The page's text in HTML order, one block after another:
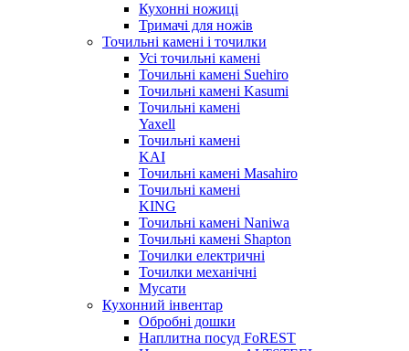
Кухонні ножиці
Тримачі для ножів
Точильні камені і точилки
Усі точильні камені
Точильні камені Suehiro
Точильні камені Kasumi
Точильні камені
Yaxell
Точильні камені
KAI
Точильні камені Masahiro
Точильні камені
KING
Точильні камені Naniwa
Точильні камені Shapton
Точилки електричні
Точилки механічні
Мусати
Кухонний інвентар
Обробні дошки
Наплитна посуд FoREST